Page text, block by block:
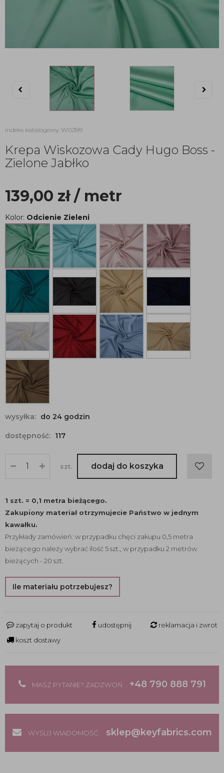
indeks katalogowy: WIS399
Krepa Wiskozowa Cady Hugo Boss -
Zielone Jabłko
139,00 zł/ metr
Kolor: Odcienie Zieleni
wysyłka: do 24 godzin
dostępność: 117
szt. dodaj do koszyka
1 szt. = 0,1 metra bieżącego.
Zakupiony materiał otrzymujecie Państwo w jednym
kawałku.
Przykłady zamówień: w przypadku chęci zakupu 0,5 metra
bieżącego należy wybrać ilość 5 szt., w przypadku 2 metrów
bieżących - 20 szt.
Ile materiału potrzebujesz?
zapytaj o produkt udostępnij
reklamacja i zwrot
koszt dostawy
MASZ PYTANIE? ZADZWOŃ +48 790 888 791
WYŚLIJ WIADOMOŚĆ: sklep@keyfabrics.com